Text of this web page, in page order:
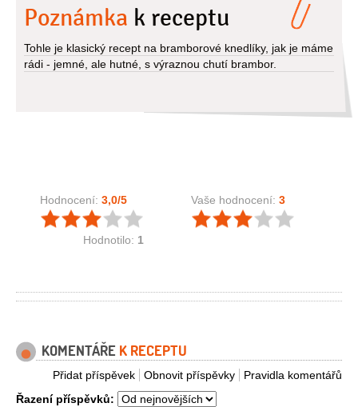
Poznámka k receptu
Tohle je klasický recept na bramborové knedlíky, jak je máme
rádi - jemné, ale hutné, s výraznou chutí brambor.
Hodnocení: 3,0/5
Hodnotilo: 1
Vaše hodnocení: 3
KOMENTÁŘE K RECEPTU
Pravidla komentářů
Obnovit příspěvky
Přidat příspěvek
Řazení příspěvků: